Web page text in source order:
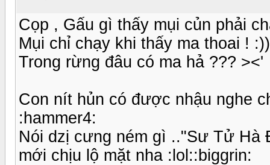
Cọp , Gấu gì thấy mụi củn phải
Mụi chỉ chạy khi thấy ma thoai !
Trong rừng đâu có ma hả ??? ><'
Con nít hủn có được nhậu nghe
:hammer4:
Nói dzị cưng ném gì .."Sư Tử
mới chịu lộ mặt nha :lol::biggrin: